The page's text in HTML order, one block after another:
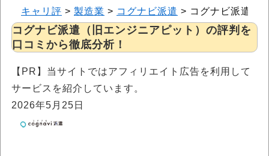
キャリ評 > 製造業 > コグナビ派遣 > コグナビ派遣（
コグナビ派遣（旧エンジニアピット）の評判を
口コミから徹底分析！
【PR】当サイトではアフィリエイト広告を利用して
サービスを紹介しています。
2026年5月25日